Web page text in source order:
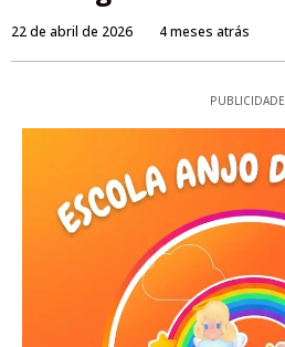
22 de abril de 2026 4 meses atrás
PUBLICIDADE